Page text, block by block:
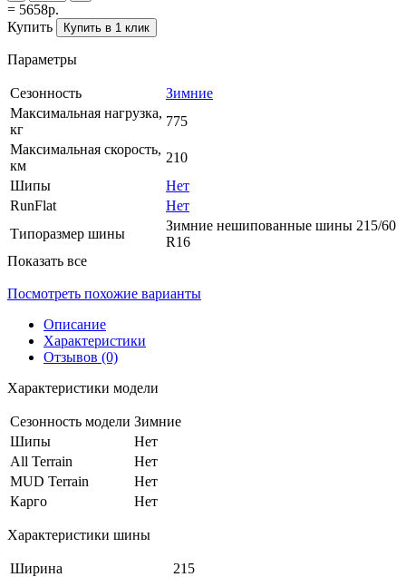
= 5658р.
Купить
Купить в 1 клик
Параметры
Сезонность
Зимние
Максимальная нагрузка,
кг
775
Максимальная скорость,
км
210
Шипы
Нет
RunFlat
Нет
Типоразмер шины
Зимние нешипованные шины 215/60
R16
Показать все
Посмотреть похожие варианты
Описание
Характеристики
Отзывов (0)
Характеристики модели
Сезонность модели Зимние
Шипы
Нет
All Terrain
Нет
MUD Terrain
Нет
Карго
Нет
Характеристики шины
Ширина
215